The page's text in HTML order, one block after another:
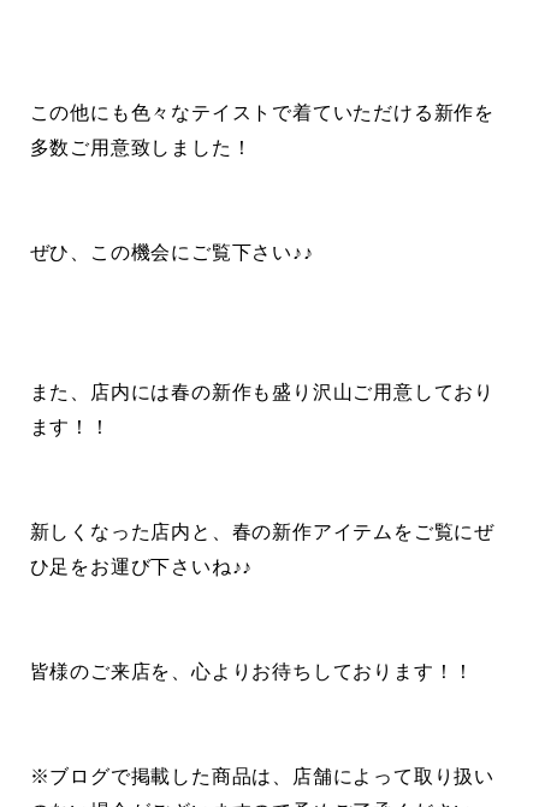
この他にも色々なテイストで着ていただける新作を
多数ご用意致しました！
ぜひ、この機会にご覧下さい♪♪
また、店内には春の新作も盛り沢山ご用意しており
ます！！
新しくなった店内と、春の新作アイテムをご覧にぜ
ひ足をお運び下さいね♪♪
皆様のご来店を、心よりお待ちしております！！
※ブログで掲載した商品は、店舗によって取り扱い